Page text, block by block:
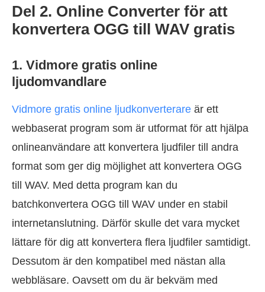
Del 2. Online Converter för att
konvertera OGG till WAV gratis
1. Vidmore gratis online
ljudomvandlare
Vidmore gratis online ljudkonverterare är ett
webbaserat program som är utformat för att hjälpa
onlineanvändare att konvertera ljudfiler till andra
format som ger dig möjlighet att konvertera OGG
till WAV. Med detta program kan du
batchkonvertera OGG till WAV under en stabil
internetanslutning. Därför skulle det vara mycket
lättare för dig att konvertera flera ljudfiler samtidigt.
Dessutom är den kompatibel med nästan alla
webbläsare. Oavsett om du är bekväm med